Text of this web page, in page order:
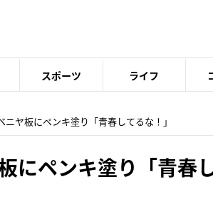
スポーツ ライフ
ニヤ板にペンキ塗り「青春してるな！」
にペンキ塗り「青春